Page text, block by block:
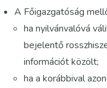
A Főigazgatóság
ha nyilvánvalóvá
bejelentő
információt közölt;
ha a korábbival